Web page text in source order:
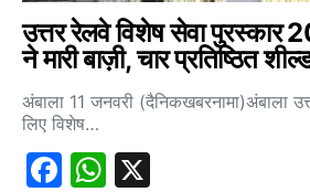
उत्तर रेलवे विशेष सेवा पुरस्कार
ने मारी बाज़ी, चार प्रतिष्ठित
अंबाला 11 जनवरी (दैनिकखबरनामा)अंबाला
लिए विशेष…
Facebook
WhatsApp